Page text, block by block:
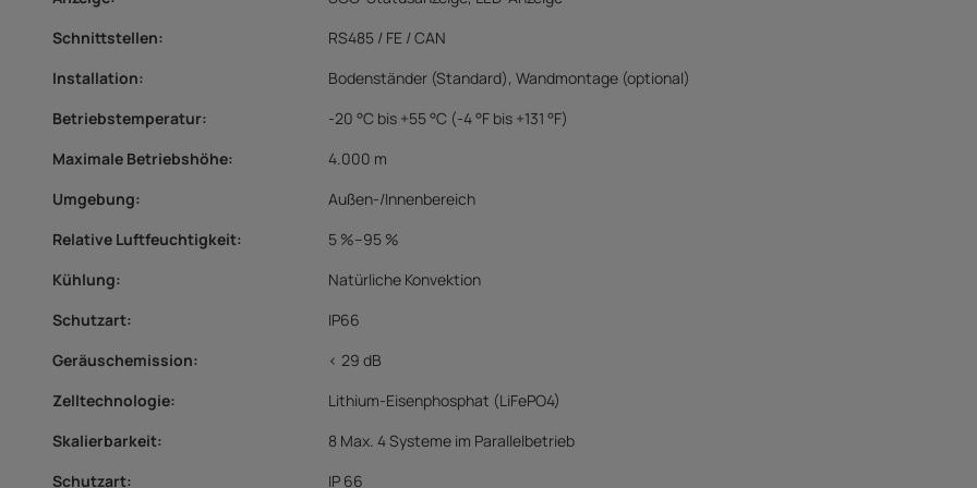
Schnittstellen:
RS485 / FE / CAN
Installation:
Bodenständer (Standard), Wandmontage (optional)
Betriebstemperatur:
-20 °C bis +55 °C (-4 °F bis +131 °F)
Maximale Betriebshöhe:
4.000 m
Umgebung:
Außen-/Innenbereich
Relative Luftfeuchtigkeit:
5 %–95 %
Kühlung:
Natürliche Konvektion
Schutzart:
IP66
Geräuschemission:
< 29 dB
Zelltechnologie:
Lithium-Eisenphosphat (LiFePO4)
Skalierbarkeit:
8 Max. 4 Systeme im Parallelbetrieb
Schutzart:
IP 66